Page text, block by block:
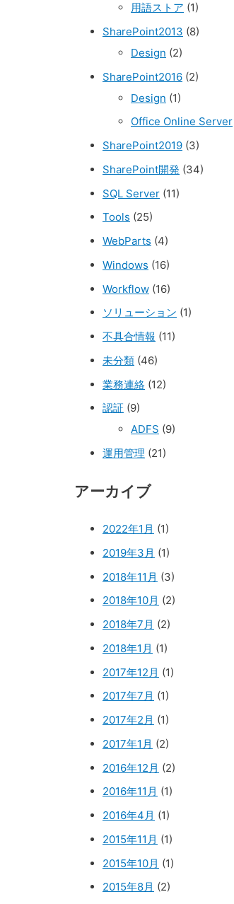
用語ストア (1)
SharePoint2013 (8)
Design (2)
SharePoint2016 (2)
Design (1)
Office Online Server
SharePoint2019 (3)
SharePoint開発 (34)
SQL Server (11)
Tools (25)
WebParts (4)
Windows (16)
Workflow (16)
ソリューション (1)
不具合情報 (11)
未分類 (46)
業務連絡 (12)
認証 (9)
ADFS (9)
運用管理 (21)
アーカイブ
2022年1月 (1)
2019年3月 (1)
2018年11月 (3)
2018年10月 (2)
2018年7月 (2)
2018年1月 (1)
2017年12月 (1)
2017年7月 (1)
2017年2月 (1)
2017年1月 (2)
2016年12月 (2)
2016年11月 (1)
2016年4月 (1)
2015年11月 (1)
2015年10月 (1)
2015年8月 (2)